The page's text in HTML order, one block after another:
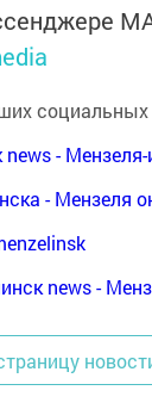
социальных
news -
- Мензеля
news -